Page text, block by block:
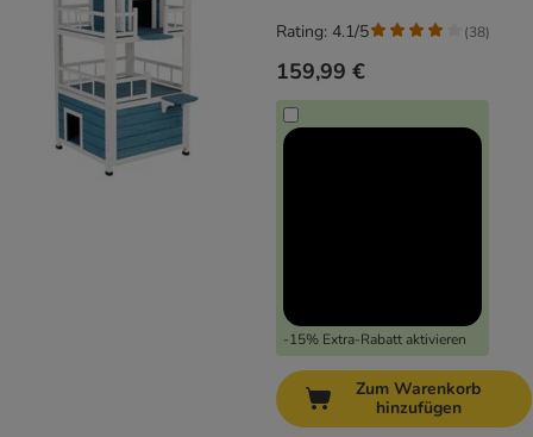
159,99 €
-15% Extra-Rabatt aktivieren
Rating: 4.1/5 (38)
Zum Warenkorb
hinzufügen